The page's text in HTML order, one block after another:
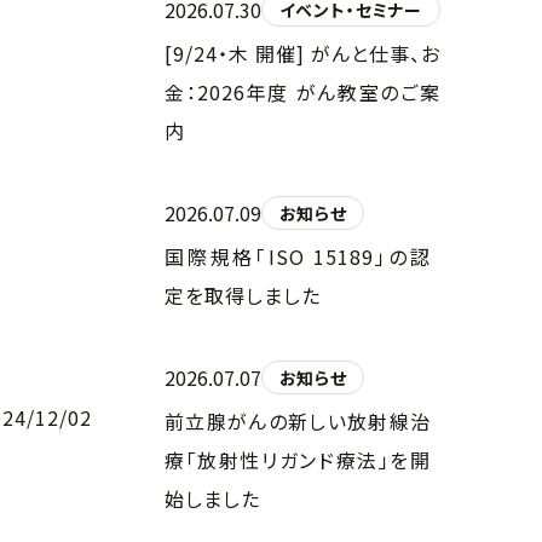
12/02
2026.07.30 イベント・セミナー
[9/24・木 開催] がんと仕事、お
金：2026年度 がん教室のご案
内
2026.07.09 お知らせ
国際規格「ISO 15189」の認
定を取得しました
2026.07.07 お知らせ
前立腺がんの新しい放射線治
療「放射性リガンド療法」を開
始しました